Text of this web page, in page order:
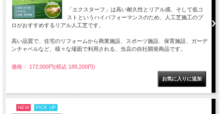
「エクスターフ」は高い耐久性とリアル感、そして低コ
ストというハイパフォーマンスのため、人工芝施工のプ
ロがおすすめするリアル人工芝です。
高い品質で、住宅のリフォームから商業施設、スポーツ施設、保育施設、ガーデ
ンチャペルなど、様々な場面で利用される、当店の自社開発商品です。
価格： 172,000円(税込 189,200円)
NEW PICK UP